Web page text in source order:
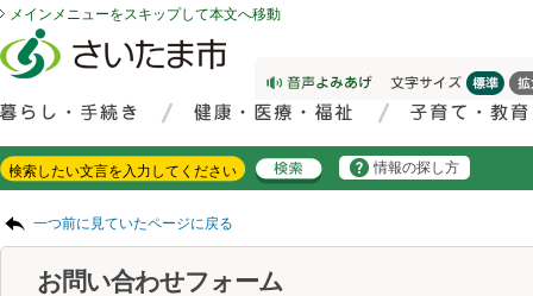
メインメニューをスキップして本文へ移動
情報の探し方
一つ前に見ていたページに戻る
お問い合わせフォーム